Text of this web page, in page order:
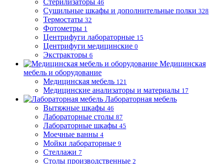
Стерилизаторы 46
Сушильные шкафы и дополнительные полки 328
Термостаты 32
Фотометры 1
Центрифуги лабораторные 15
Центрифуги медицинские 0
Экстракторы 6
Медицинская
мебель и оборудование
Медицинская мебель 121
Медицинские анализаторы и материалы 17
Лабораторная мебель
Вытяжные шкафы 46
Лабораторные столы 87
Лабораторные шкафы 45
Моечные ванны 4
Мойки лабораторные 9
Стеллажи 7
Столы производственные 2